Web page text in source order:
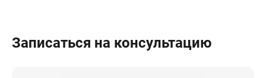
Записаться на консультацию